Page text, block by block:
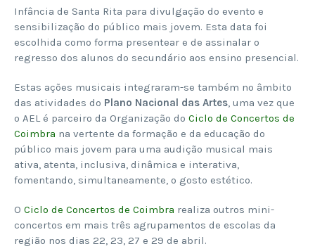
Infância de Santa Rita para divulgação do evento e
sensibilização do público mais jovem. Esta data foi
escolhida como forma presentear e de assinalar o
regresso dos alunos do secundário aos ensino presencial.
Estas ações musicais integraram-se também no âmbito
das atividades do Plano Nacional das Artes , uma vez que
o AEL é parceiro da Organização do Ciclo de Concertos de
Coimbra na vertente da formação e da educação do
público mais jovem para uma audição musical mais
ativa, atenta, inclusiva, dinâmica e interativa,
fomentando, simultaneamente, o gosto estético.
O Ciclo de Concertos de Coimbra realiza outros mini-
concertos em mais três agrupamentos de escolas da
região nos dias 22, 23, 27 e 29 de abril.